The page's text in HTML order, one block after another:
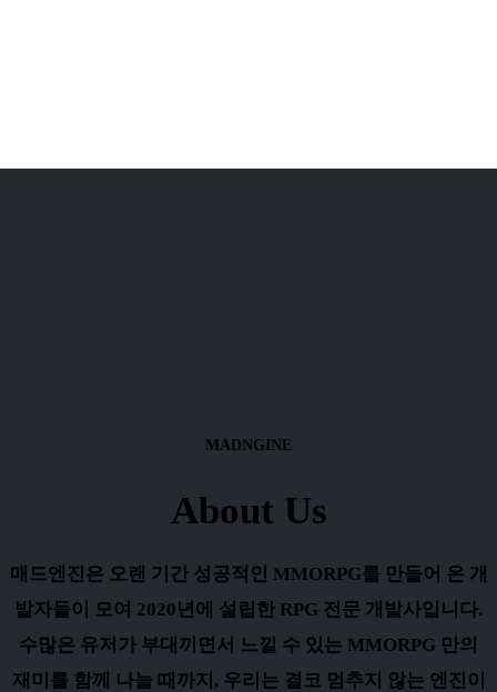
MADNGINE
About Us
매드엔진은 오랜 기간 성공적인 MMORPG를 만들어 온 개
발자들이 모여 2020년에 설립한 RPG 전문 개발사입니다.
수많은 유저가 부대끼면서 느낄 수 있는 MMORPG 만의
재미를 함께 나눌 때까지, 우리는 결코 멈추지 않는 엔진이